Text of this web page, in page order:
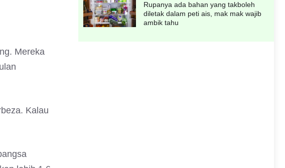
Mereka
Kalau
Rupanya ada bahan yang takboleh
diletak dalam peti ais, mak mak wajib
ambik tahu